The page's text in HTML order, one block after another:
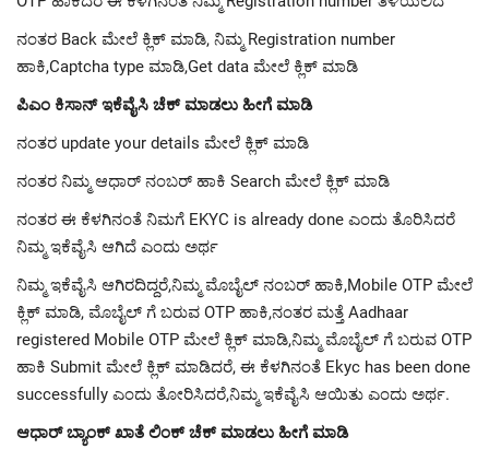
ನಂತರ Back ಮೇಲೆ ಕ್ಲಿಕ್ ಮಾಡಿ, ನಿಮ್ಮ Registration number
ಹಾಕಿ,Captcha type ಮಾಡಿ,Get data ಮೇಲೆ ಕ್ಲಿಕ್ ಮಾಡಿ
ಪಿಎಂ ಕಿಸಾನ್ ಇಕೆವೈಸಿ ಚೆಕ್ ಮಾಡಲು ಹೀಗೆ ಮಾಡಿ
ನಂತರ update your details ಮೇಲೆ ಕ್ಲಿಕ್ ಮಾಡಿ
ನಂತರ ನಿಮ್ಮ ಆಧಾರ್ ನಂಬರ್ ಹಾಕಿ Search ಮೇಲೆ ಕ್ಲಿಕ್ ಮಾಡಿ
ನಂತರ ಈ ಕೆಳಗಿನಂತೆ ನಿಮಗೆ EKYC is already done ಎಂದು ತೊರಿಸಿದರೆ
ನಿಮ್ಮ ಇಕೆವೈಸಿ ಆಗಿದೆ ಎಂದು ಅರ್ಥ
ನಿಮ್ಮ ಇಕೆವೈಸಿ ಆಗಿರದಿದ್ದರೆ,ನಿಮ್ಮ ಮೊಬೈಲ್ ನಂಬರ್ ಹಾಕಿ,Mobile OTP ಮೇಲೆ
ಕ್ಲಿಕ್ ಮಾಡಿ, ಮೊಬೈಲ್ ಗೆ ಬರುವ OTP ಹಾಕಿ,ನಂತರ ಮತ್ತೆ Aadhaar
registered Mobile OTP ಮೇಲೆ ಕ್ಲಿಕ್ ಮಾಡಿ,ನಿಮ್ಮ ಮೊಬೈಲ್ ಗೆ ಬರುವ OTP
ಹಾಕಿ Submit ಮೇಲೆ ಕ್ಲಿಕ್ ಮಾಡಿದರೆ, ಈ ಕೆಳಗಿನಂತೆ Ekyc has been done
successfully ಎಂದು ತೋರಿಸಿದರೆ,ನಿಮ್ಮ ಇಕೆವೈಸಿ ಆಯಿತು ಎಂದು ಅರ್ಥ.
ಆಧಾರ್ ಬ್ಯಾಂಕ್ ಖಾತೆ ಲಿಂಕ್ ಚೆಕ್ ಮಾಡಲು ಹೀಗೆ ಮಾಡಿ